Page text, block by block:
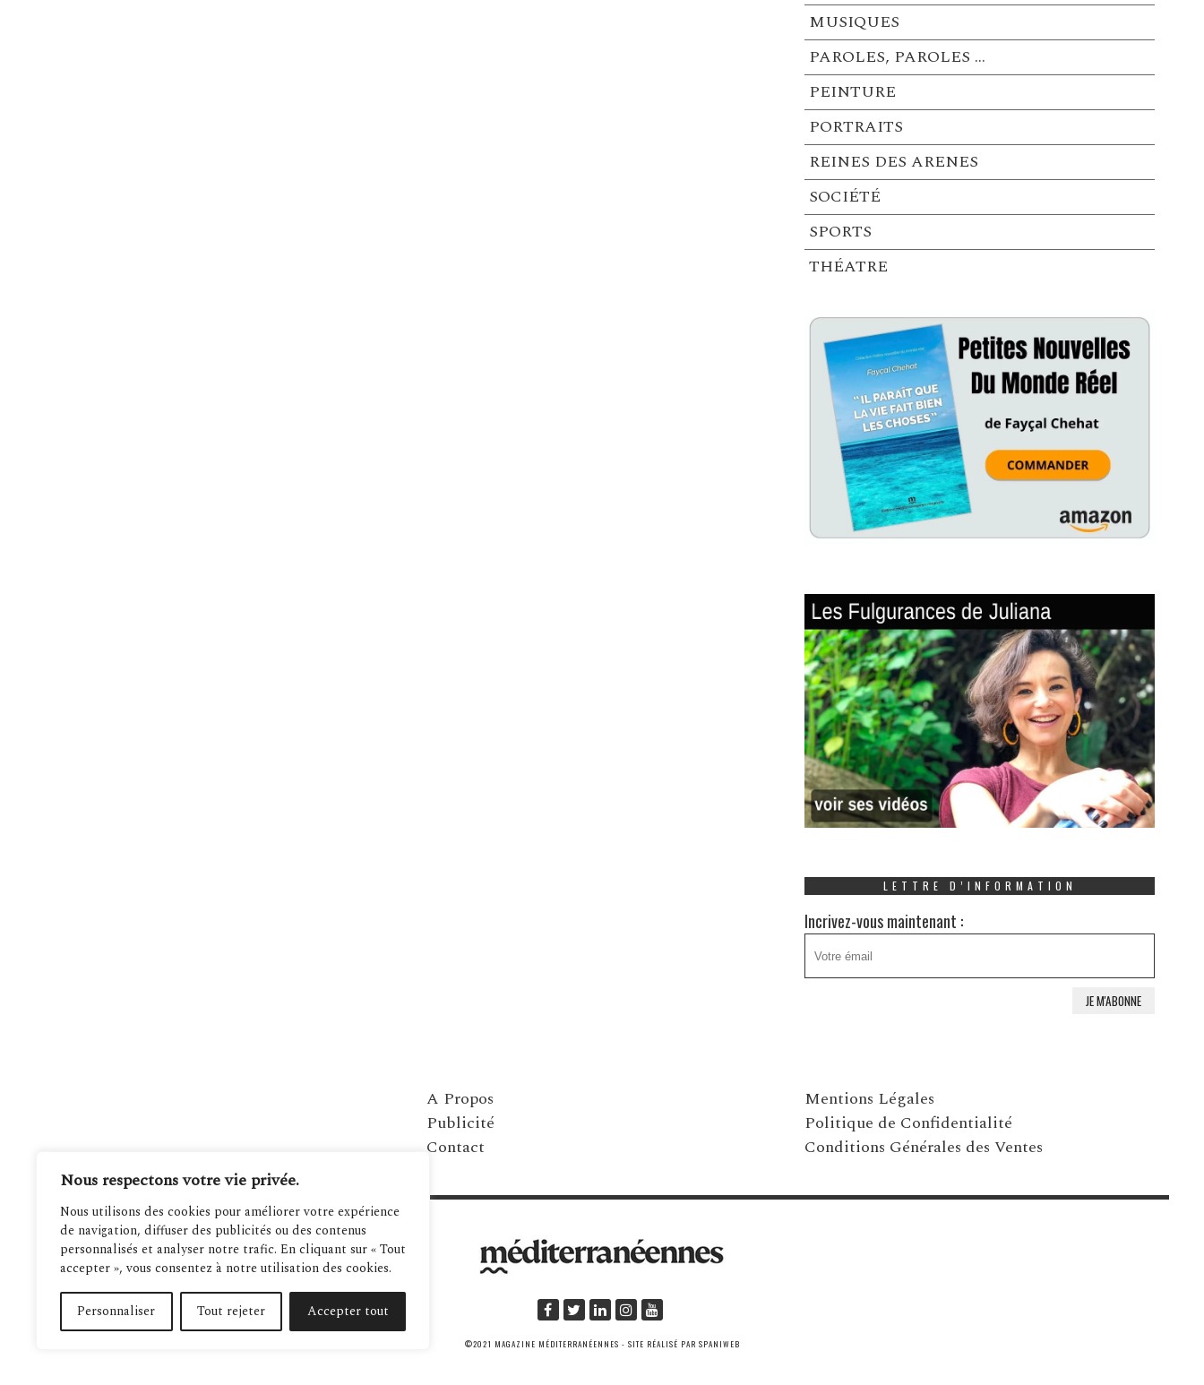
Nous respectons votre vie privée.
Nous utilisons des cookies pour améliorer votre expérience
de navigation, diffuser des publicités ou des contenus
personnalisés et analyser notre trafic. En cliquant sur « Tout
accepter », vous consentez à notre utilisation des cookies.
Personnaliser Tout rejeter Accepter tout
MUSIQUES
PAROLES, PAROLES …
PEINTURE
PORTRAITS
REINES DES ARENES
SOCIÉTÉ
SPORTS
THÉATRE
LETTRE D’INFORMATION
Incrivez-vous maintenant :
A Propos
Publicité
Contact
Mentions Légales
Politique de Confidentialité
Conditions Générales des Ventes
©2021 MAGAZINE MÉDITERRANÉENNES - SITE RÉALISÉ PAR SPANIWEB